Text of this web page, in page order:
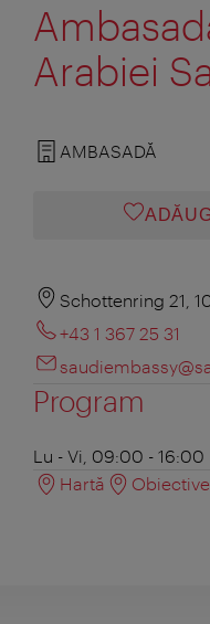
Arabiei
AMBASADĂ
Schottenring 21,
+43 1 367 25 31
Program
Lu - Vi, 09:00 - 16:00
Hartă